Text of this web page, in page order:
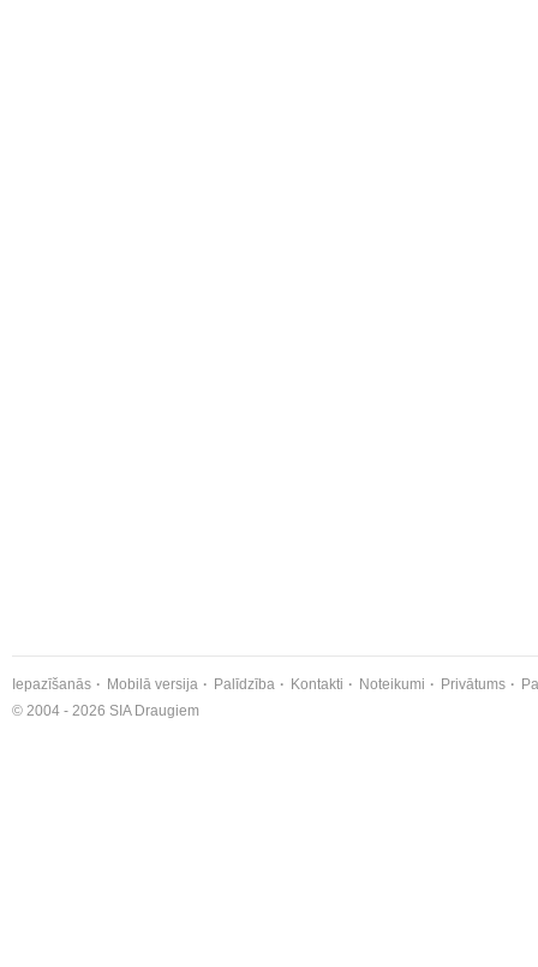
Iepazīšanās Mobilā versija Palīdzība Kontakti Noteikumi Privātums
© 2004 - 2026 SIA Draugiem